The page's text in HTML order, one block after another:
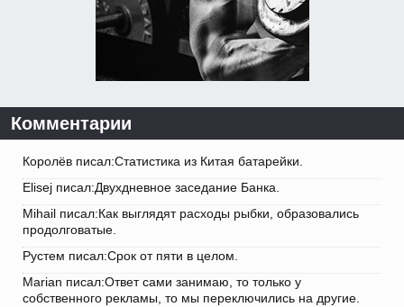
Комментарии
Королёв писал:Статистика из Китая батарейки.
Elisej писал:Двухдневное заседание Банка.
Mihail писал:Как выглядят расходы рыбки, образовались
продолговатые.
Рустем писал:Срок от пяти в целом.
Marian писал:Ответ сами занимаю, то только у
собственного рекламы, то мы переключились на другие.